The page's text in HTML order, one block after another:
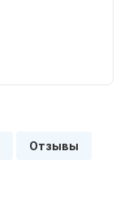
Отзывы